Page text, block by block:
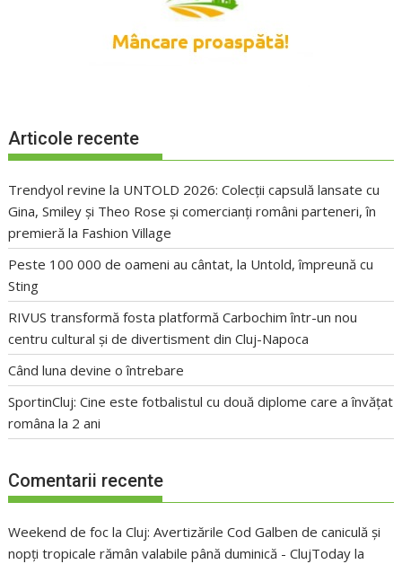
Articole recente
Trendyol revine la UNTOLD 2026: Colecții capsulă lansate cu
Gina, Smiley și Theo Rose și comercianți români parteneri, în
premieră la Fashion Village
Peste 100 000 de oameni au cântat, la Untold, împreună cu
Sting
RIVUS transformă fosta platformă Carbochim într-un nou
centru cultural și de divertisment din Cluj-Napoca
Când luna devine o întrebare
SportinCluj: Cine este fotbalistul cu două diplome care a învățat
româna la 2 ani
Comentarii recente
Weekend de foc la Cluj: Avertizările Cod Galben de caniculă și
nopți tropicale rămân valabile până duminică - ClujToday la